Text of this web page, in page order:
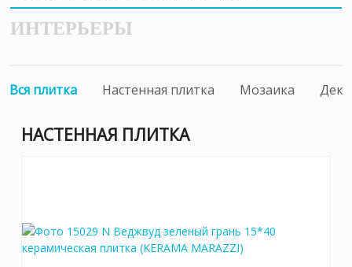
ИНТЕРЬЕРЫ
Вся плитка Настенная плитка Мозаика
НАСТЕННАЯ ПЛИТКА